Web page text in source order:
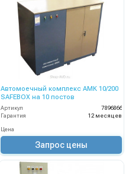
Автомоечный комплекс АМК 10/200
SAFEBOX на 10 постов
Артикул
7896866
Гарантия
12 месяцев
Цена
Запрос цены